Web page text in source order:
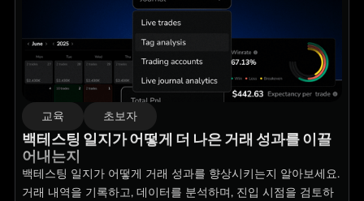
교육 초보자
백테스팅 일지가 어떻게 더 나은 거래 성과를 이끌
어내는지
백테스팅 일지가 어떻게 거래 성과를 향상시키는지 알아보세요.
거래 내역을 기록하고, 데이터를 분석하며, 진입 시점을 검토하